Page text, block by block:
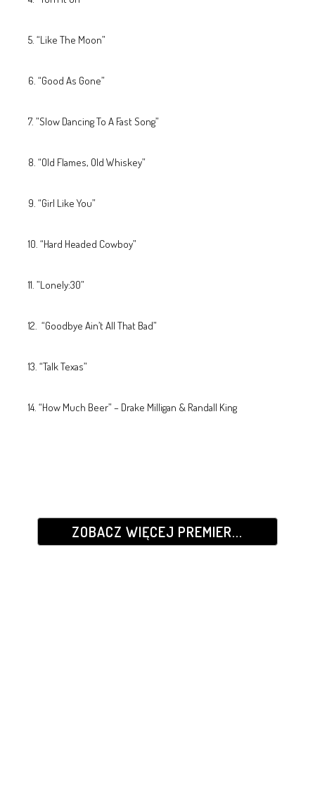
“ Like The Moon”
“ Good As Gone”
”Slow Dancing To A Fast Song”
“ Old Flames, Old Whiskey”
“ Girl Like You”
“ Hard Headed Cowboy”
”Lonely:30”
“Goodbye Ain’t All That Bad”
“Talk Texas”
“How Much Beer” – Drake Milligan & Randall King
ZOBACZ WIĘCEJ PREMIER...